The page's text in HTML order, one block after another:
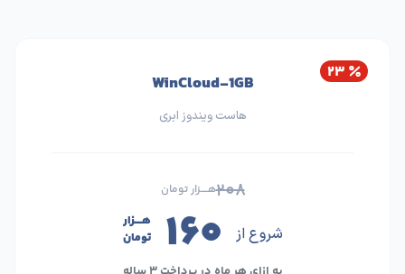
۲۳ WinCloud-1GB
هاست ویندوز ابری
۲۰۸هــــزار تومان
شروع از ۱۶۰
هــــزار
تومان